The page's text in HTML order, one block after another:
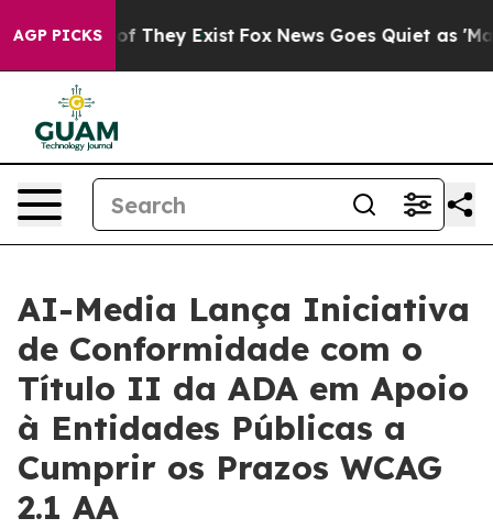
AGP PICKS
no Proof They Exist Fox News Goes Quiet as 'Maga
AI-Media Lança Iniciativa
de Conformidade com o
Título II da ADA em Apoio
à Entidades Públicas a
Cumprir os Prazos WCAG
2.1 AA